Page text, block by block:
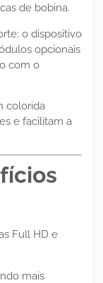
de bobina.
o dispositivo
opcionais
com o
colorida
e facilitam a
Full HD e
mais